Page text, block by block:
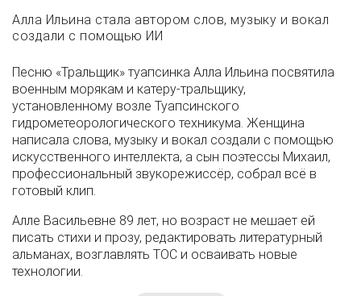
Алла Ильина стала автором слов, музыку и вокал
создали с помощью ИИ
Песню «Тральщик» туапсинка Алла Ильина посвятила
военным морякам и катеру-тральщику,
установленному возле Туапсинского
гидрометеорологического техникума. Женщина
написала слова, музыку и вокал создали с помощью
искусственного интеллекта, а сын поэтессы Михаил,
профессиональный звукорежиссёр, собрал всё в
готовый клип.
Алле Васильевне 89 лет, но возраст не мешает ей
писать стихи и прозу, редактировать литературный
альманах, возглавлять ТОС и осваивать новые
технологии.